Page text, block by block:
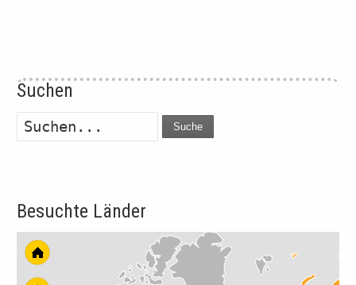
Suchen
Suche
Besuchte Länder